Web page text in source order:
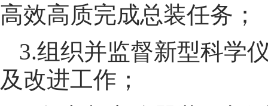
高效高质完成总装任务；
3.组织并监督新型科学
及改进工作；